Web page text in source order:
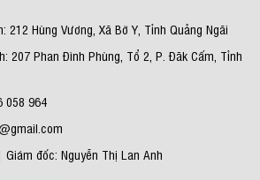
212 Hùng Vương, Xã Bờ Y, Tỉnh Quảng Ngãi
207 Phan Đình Phùng, Tổ 2, P. Đăk Cấm, Tỉnh
058 964
đốc: Nguyễn Thị Lan Anh